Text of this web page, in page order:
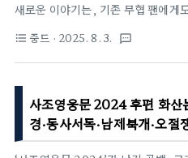
새로운 이야기는, 기존 무협 팬에게
수년간 은둔 수행했을 것으로 보이는
만나면서 벌어지는 일련의 사건은
즈에서 보기 힘든 색다른 전개다.특히
고강한 무력을 자랑하는 청년 구양봉
딘가 어눌한 듯 보이지만 속을 알 수
가 함께 만들어내는 '꼼비'는 이번 작
format_list_bulleted 중드 · 2025. 8. 3. textsms
사조영웅문 2024 후편 화산
경·동사서독·남제북개·오절